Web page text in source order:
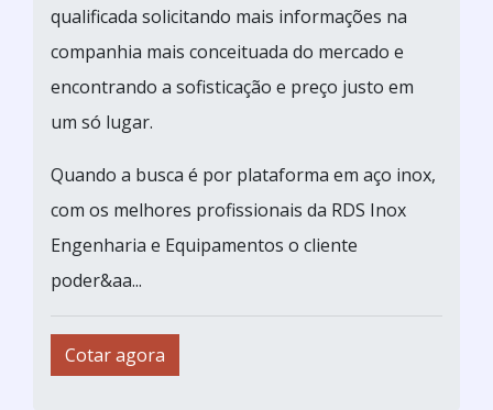
qualificada solicitando mais informações na
companhia mais conceituada do mercado e
encontrando a sofisticação e preço justo em
um só lugar.
Quando a busca é por plataforma em aço inox,
com os melhores profissionais da RDS Inox
Engenharia e Equipamentos o cliente
poder&aa...
Cotar agora